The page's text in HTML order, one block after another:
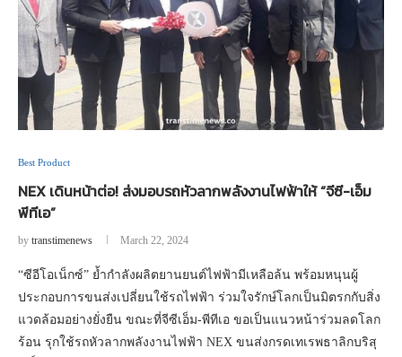
Best Product
NEX เดินหน้าต่อ! ส่งมอบรถหัวลากพลังงานไฟฟ้าให้ “จีซี-เอ็ม
พีทีเอ”
by transtimenews March 22, 2024
“ซีอีโอเน็กซ์” ย้ำกำลังผลิตยานยนต์ไฟฟ้ามีเหลือล้น พร้อมหนุนผู้
ประกอบการขนส่งเปลี่ยนใช้รถไฟฟ้า ร่วมใจรักษ์โลกเป็นมิตรกกับสิ่ง
แวดล้อมอย่างยั่งยืน ขณะที่จีซีเอ็ม-พีทีเอ ขอเป็นแนวหน้าร่วมลดโลก
ร้อน รุกใช้รถหัวลากพลังงานไฟฟ้า NEX ขนส่งกรดเทเรพธาลิกบริสุ